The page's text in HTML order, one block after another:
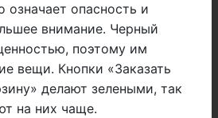
означает опасность и
внимание. Черный
поэтому им
вещи. Кнопки «Заказать
делают зелеными, так
на них чаще.